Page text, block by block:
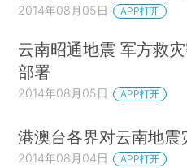
2014年08月05日 APP打开
云南昭通地震 军方救
部署
2014年08月05日 APP打开
港澳台各界对云南地
2014年08月04日 APP打开